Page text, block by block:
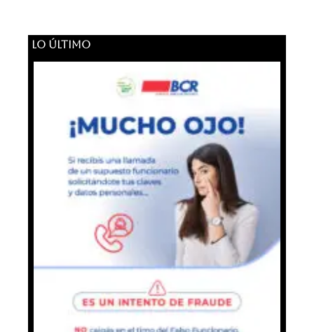
LO ÚLTIMO